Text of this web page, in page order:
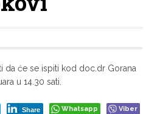
da će se ispiti kod doc.dr Gorana
u 14.30 sati.
Share Whatsapp Viber